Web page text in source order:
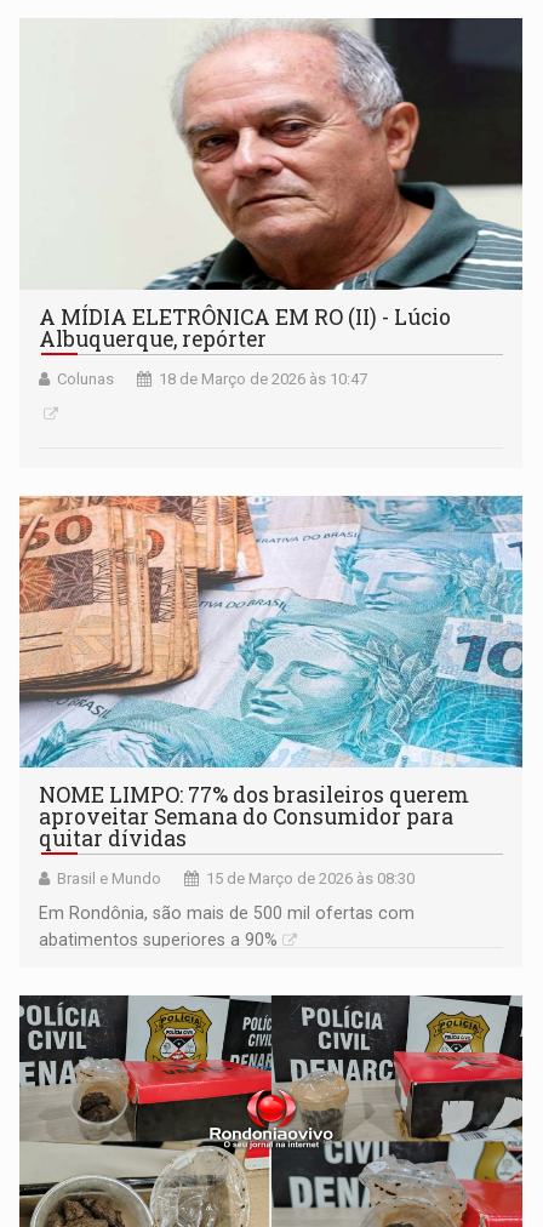
A MÍDIA ELETRÔNICA EM RO (II) - Lúcio
Albuquerque, repórter
Colunas 18 de Março de 2026 às 10:47
NOME LIMPO: 77% dos brasileiros querem
aproveitar Semana do Consumidor para
quitar dívidas
Brasil e Mundo 15 de Março de 2026 às 08:30
Em Rondônia, são mais de 500 mil ofertas com
abatimentos superiores a 90%